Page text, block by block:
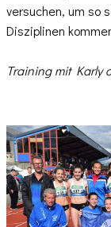
versuchen, um so
Disziplinen
Training mit Karly